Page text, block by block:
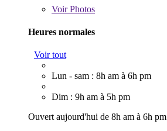
VoirPhotos
Heures normales
Voir tout
Lun - sam : 8h am à 6h pm
Dim : 9h am à 5h pm
Ouvert aujourd'hui de 8h am à 6h pm